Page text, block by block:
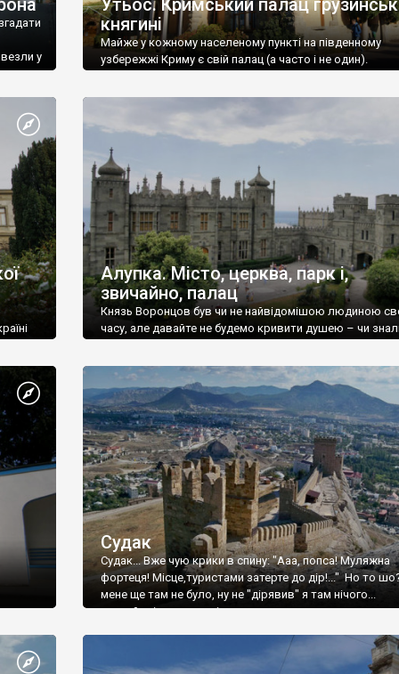
у
княгині
Майже у кожному населеному пункті на південному
узбережжі Криму є свій палац (а часто і не один).
Алупка. Місто, церква, парк і,
звичайно, палац
Князь Воронцов був чи не найвідомішою людиною
часу, але давайте не будемо кривити душею – чи
Судак
Судак... Вже чую крики в спину: "Ааа, попса! Муляжна
фортеця! Місце,туристами затерте до дір!..." Но то
мене ще там не було, ну не "дірявив" я там нічого...
принаймні до цього літа.